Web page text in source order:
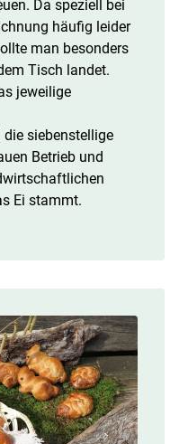
Da speziell bei
häufig leider
man besonders
Tisch landet.
jeweilige
die siebenstellige
Betrieb und
Ei stammt.